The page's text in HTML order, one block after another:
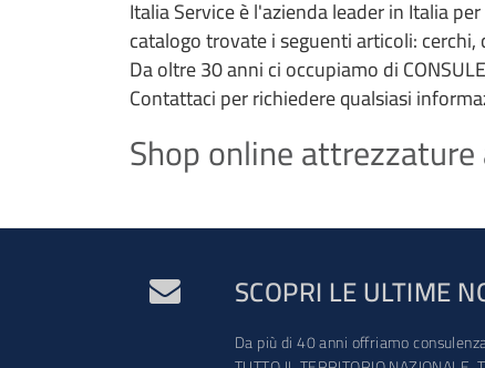
Italia Service è l'azienda leader in Italia
catalogo trovate i seguenti articoli:
Da oltre 30 anni ci occupiamo di
Contattaci per richiedere qualsiasi
Shop online
SCOPRI LE ULTIME
Da più di 40 anni offriamo